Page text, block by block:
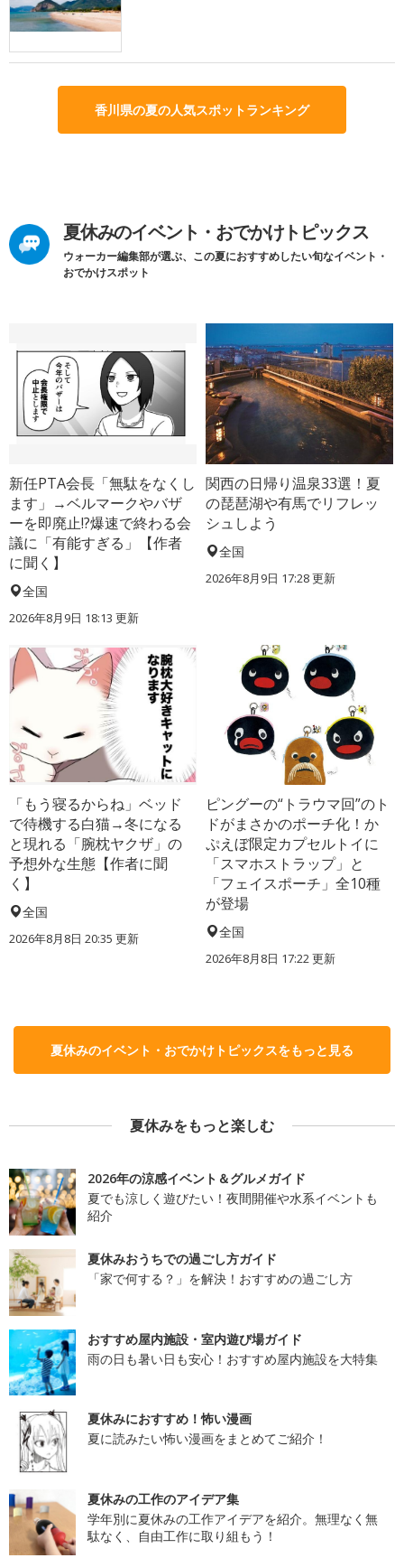
香川県の夏の人気スポットランキング
夏休みのイベント・おでかけトピックス
ウォーカー編集部が選ぶ、この夏におすすめしたい旬なイベント・
おでかけスポット
新任PTA会長「無駄をなくし
ます」→ベルマークやバザ
ーを即廃止!?爆速で終わる会
議に「有能すぎる」【作者
に聞く】
全国
2026年8月9日 18:13 更新
関西の日帰り温泉33選！夏
の琵琶湖や有馬でリフレッ
シュしよう
全国
2026年8月9日 17:28更新
「もう寝るからね」ベッド
で待機する白猫→冬になる
と現れる「腕枕ヤクザ」の
予想外な生態【作者に聞
く】
全国
2026年8月8日 20:35 更新
ピングーの“トラウマ回”のト
ドがまさかのポーチ化！か
ぷえぼ限定カプセルトイに
「スマホストラップ」と
「フェイスポーチ」全10種
が登場
全国
2026年8月8日 17:22更新
夏休みのイベント・おでかけトピックスをもっと見る
夏休みをもっと楽しむ
2026年の涼感イベント＆グルメガイド
夏でも涼しく遊びたい！夜間開催や水系イベントも
紹介
夏休みおうちでの過ごし方ガイド
「家で何する？」を解決！おすすめの過ごし方
おすすめ屋内施設・室内遊び場ガイド
雨の日も暑い日も安心！おすすめ屋内施設を大特集
夏休みにおすすめ！怖い漫画
夏に読みたい怖い漫画をまとめてご紹介！
夏休みの工作のアイデア集
学年別に夏休みの工作アイデアを紹介。無理なく無
駄なく、自由工作に取り組もう！